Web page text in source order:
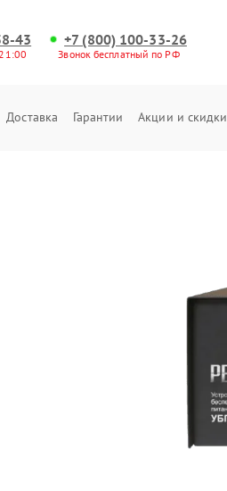
43 +7 (800) 100-33-26
Звонок бесплатный по РФ
Доставка Гарантии Акции и скидки